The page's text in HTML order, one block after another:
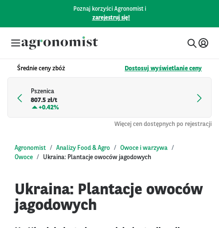
Poznaj korzyści Agronomist i
zarejestruj się!
Średnie ceny zbóż Dostosuj wyświetlanie ceny
Pszenica
807.5 zł/t
+0.42%
Więcej cen dostępnych po rejestracji
Agronomist Analizy Food & Agro
Owoce i warzywa
Owoce
Ukraina: Plantacje owoców jagodowych
Ukraina: Plantacje owoców
jagodowych